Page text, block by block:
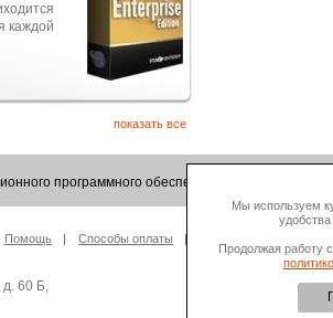
каждой
показать все
программного обеспечения.
Помощь Способы оплаты
д. 60 Б,
Мы используем
Продолжая работу